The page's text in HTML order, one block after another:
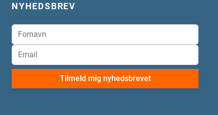
NYHEDSBREV
Tilmeld mig nyhedsbrevet